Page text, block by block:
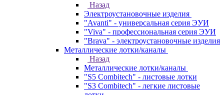
Назад
Электроустановочные изделия
"Avanti" - универсальная серия ЭУИ
"Viva" - профессиональная серия ЭУИ
"Brava" - электроустановочные изделия
Металлические лотки/каналы
Назад
Металлические лотки/каналы
"S5 Combitech" - листовые лотки
"S3 Combitech" - легкие листовые